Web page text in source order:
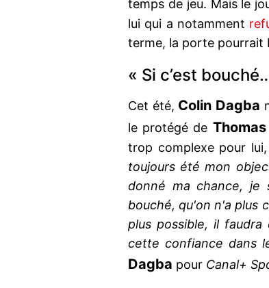
temps de jeu. Mais le
lui qui a notamment
terme, la porte pourrait
« Si c’est
Cet été, Colin Dagba
le protégé de
trop complexe pour
toujours été mon
donné ma chance, je
bouché, qu'on n'a plus
plus possible, il
cette confiance dans
Dagba pour Canal+